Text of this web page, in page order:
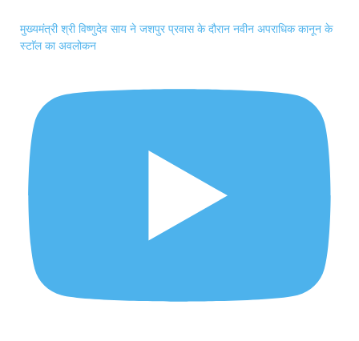
मुख्यमंत्री श्री विष्णुदेव साय ने जशपुर प्रवास के दौरान नवीन अपराधिक कानून के
स्टाॅल का अवलोकन